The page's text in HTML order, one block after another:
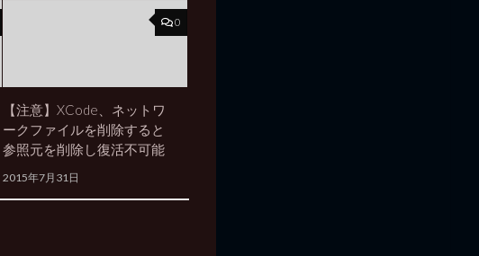
0
【注意】XCode、ネットワ
ークファイルを削除すると
参照元を削除し復活不可能
2015年7月31日